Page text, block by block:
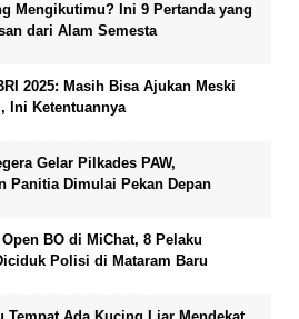
Mengikutimu? Ini 9 Pertanda yang
dari Alam Semesta
2025: Masih Bisa Ajukan Meski
Ini Ketentuannya
Gelar Pilkades PAW,
Panitia Dimulai Pekan Depan
BO di MiChat, 8 Pelaku
Polisi di Mataram Baru